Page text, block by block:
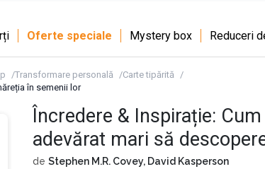
Oferte speciale Mystery box Reduceri
Transformare personală
Carte tipărită
în semenii lor
Încredere & Inspirație:
adevărat mari să
de Stephen M.R. Covey, David Kasperson